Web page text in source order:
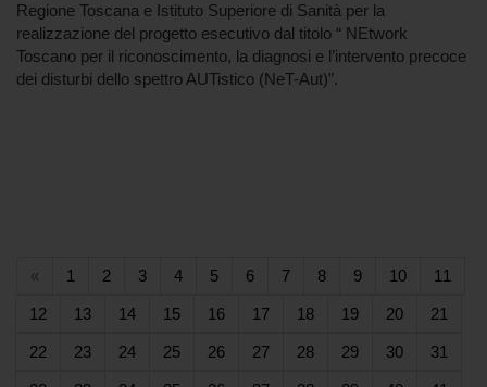
Regione Toscana e Istituto Superiore di Sanità per la
realizzazione del progetto esecutivo dal titolo “ NEtwork
Toscano per il riconoscimento, la diagnosi e l’intervento precoce
dei disturbi dello spettro AUTistico (NeT-Aut)”.
« 1 (current)
2 (current)
3(current)
4(current)
5(current)
6(current)
7(current)
8(current)
9(current)
10(current)
11
12 (current)
13(current)
14(current)
15(current)
16(current)
17(current)
18(current)
19(current)
20(current)
21
22 (current)
23(current)
24(current)
25(current)
26(current)
27(current)
28(current)
29(current)
30(current)
31